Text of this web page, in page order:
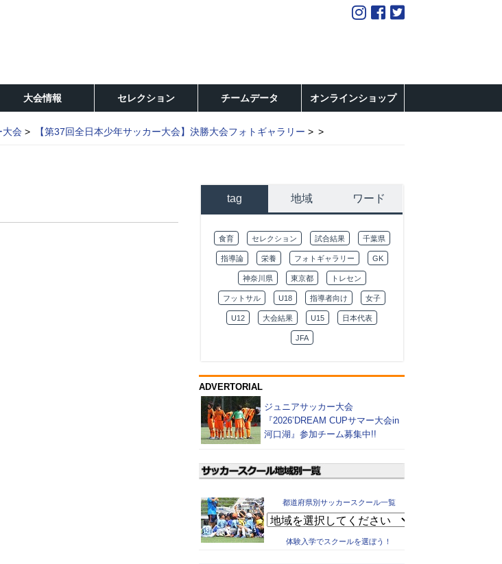
大会情報 セレクション チームデータ オンラインショップ
大会 【第37回全日本少年サッカー大会】決勝大会フォトギャラリー
tag 地域 ワード
食育 セレクション 試合結果 千葉県
指導論 栄養 フォトギャラリー GK
神奈川県 東京都 トレセン
フットサル U18 指導者向け 女子
U12 大会結果 U15 日本代表
JFA
ADVERTORIAL
ジュニアサッカー大会
『2026’DREAM CUPサマー大会in
河口湖』参加チーム募集中!!
都道府県別サッカースクール一覧
体験入学でスクールを選ぼう！